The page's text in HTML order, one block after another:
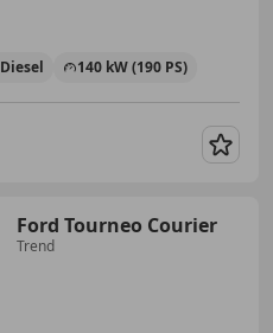
Diesel 140 kW (190 PS)
Ford Tourneo Courier
Trend